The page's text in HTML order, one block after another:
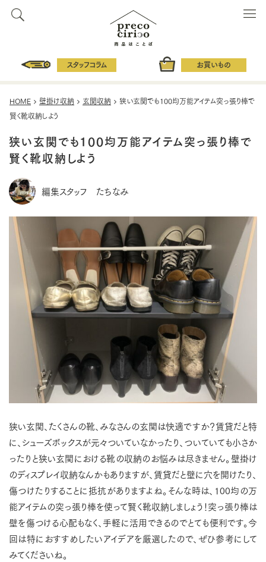
スタッフコラム お買いもの
HOME 壁掛け収納 玄関収納
狭い玄関でも100均万能アイテム突っ張り棒で
賢く靴収納しよう
狭い玄関でも100均万能アイテム突っ張り棒で
賢く靴収納しよう
編集スタッフ たちなみ
狭い玄関、たくさんの靴、みなさんの玄関は快適ですか？賃貸だと特
に、シューズボックスが元々ついていなかったり、ついていても小さか
ったりと狭い玄関における靴の収納のお悩みは尽きません。壁掛け
のディスプレイ収納なんかもありますが、賃貸だと壁に穴を開けたり、
傷つけたりすることに抵抗がありますよね。そんな時は、100均の万
能アイテムの突っ張り棒を使って賢く靴収納しましょう！突っ張り棒は
壁を傷つける心配もなく、手軽に活用できるのでとても便利です。今
回は特におすすめしたいアイデアを厳選したので、ぜひ参考にして
みてくださいね。